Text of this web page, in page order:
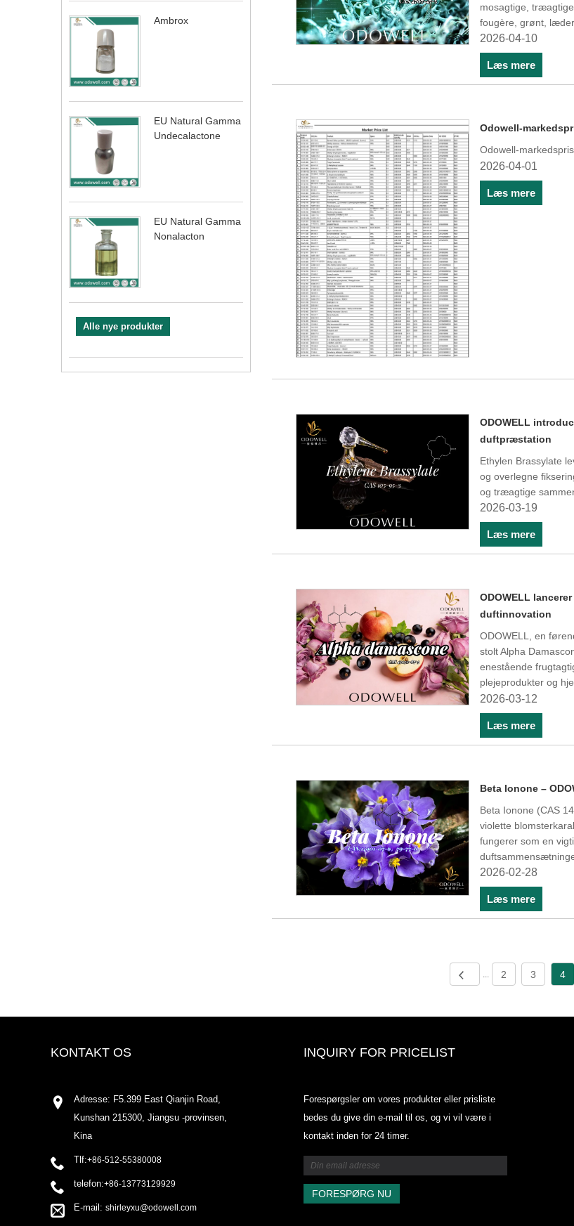
Ambrox
EU Natural Gamma
Undecalactone
EU Natural Gamma
Nonalacton
Alle nye produkter
mosagtige,
fougère, grønt,
2026-04-10
Læs mere
Odowell-
Odowell-
2026-04-01
Læs mere
ODOWELL
duftpræstation
Ethylen Brassylate
og overlegne
og træagtige
2026-03-19
Læs mere
​ODOWELL
duftinnovation
ODOWELL, en
stolt Alpha
enestående
plejeprodukter og
2026-03-12
Læs mere
Beta Ionone –
Beta Ionone (CAS
violette
fungerer som en
2026-02-28
Læs mere
... 2 3 4
KONTAKT OS
Adresse: F5.399 East Qianjin Road,
Kunshan 215300, Jiangsu -provinsen,
Kina
Tlf:+86-512-55380008
telefon:+86-13773129929
E-mail: shirleyxu@odowell.com
INQUIRY FOR PRICELIST
Forespørgsler om vores produkter eller prisliste
bedes du give din e-mail til os, og vi vil være i
kontakt inden for 24 timer.
Odowell-markedsprisliste-2025.6.14-
2025.07.25
2025.07.25